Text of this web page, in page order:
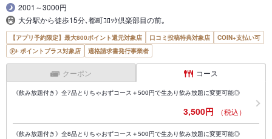
2001～3000円
大分駅から徒歩15分､都町ｺﾛｯｹ倶楽部目の前｡
【アプリ予約限定】最大800ポイント還元対象店 口コミ投稿特典対象店
COIN+支払い可
ポイントプラス対象店
適格請求書発行事業者
クーポン コース
《飲み放題付き》全7品とりちゃおずコース＋500円で生あり飲み放題に変更可能◎
3,500円 （税込）
《飲み放題付き》全8品とりちゃおずコース＋500円で生あり飲み放題に変更可能◎